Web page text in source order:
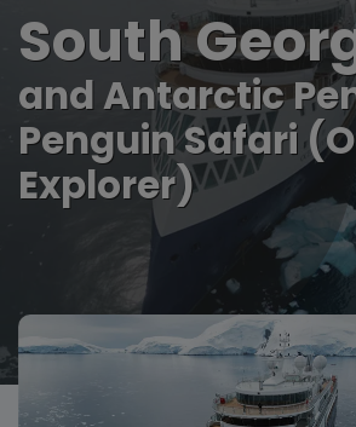
South
and Antarctic
Penguin Safari
Explorer)